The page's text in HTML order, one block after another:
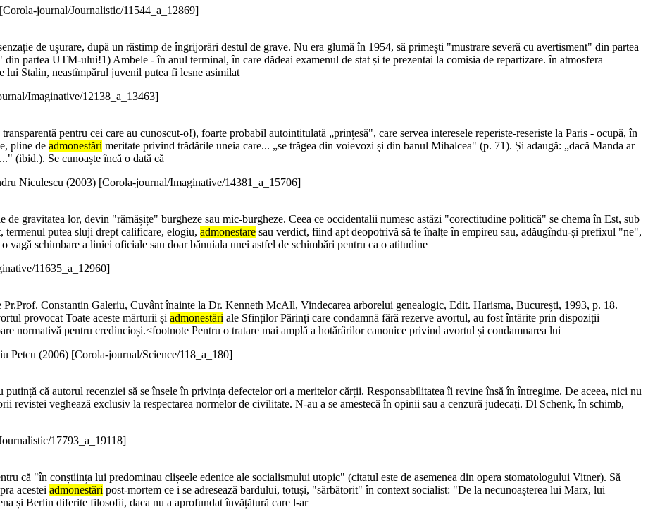
[Corola-journal/Journalistic/11544_a_12869]
de ușurare, după un răstimp de îngrijorări destul de grave. Nu era glumă în 1954, să primești "mustrare severă cu avertisment" din partea
din partea UTM-ului!1) Ambele - în anul terminal, în care dădeai examenul de stat și te prezentai la comisia de repartizare. în atmosfera
Stalin, neastîmpărul juvenil putea fi lesne asimilat
Imaginative/12138_a_13463]
pentru cei care au cunoscut-o!), foarte probabil autointitulată „prințesă", care servea interesele reperiste-reseriste la Paris - ocupă, în
pline de admonestări meritate privind trădările uneia care... „se trăgea din voievozi și din banul Mihalcea" (p. 71). Și adaugă: „dacă Manda ar
(ibid.). Se cunoaște încă o dată că
Niculescu (2003) [Corola-journal/Imaginative/14381_a_15706]
gravitatea lor, devin "rămășițe" burgheze sau mic-burgheze. Ceea ce occidentalii numesc astăzi "corectitudine politică" se chema în Est, sub
putea sluji drept calificare, elogiu, admonestare sau verdict, fiind apt deopotrivă să te înalțe în empireu sau, adăugîndu-și prefixul "ne",
schimbare a liniei oficiale sau doar bănuiala unei astfel de schimbări pentru ca o atitudine
11635_a_12960]
Constantin Galeriu, Cuvânt înainte la Dr. Kenneth McAll, Vindecarea arborelui genealogic, Edit. Harisma, București, 1993, p. 18.
provocat Toate aceste mărturii și admonestări ale Sfinților Părinți care condamnă fără rezerve avortul, au fost întărite prin dispoziții
normativă pentru credincioși.<footnote Pentru o tratare mai amplă a hotărârilor canonice privind avortul și condamnarea lui
Petcu (2006) [Corola-journal/Science/118_a_180]
că autorul recenziei să se însele în privința defectelor ori a meritelor cărții. Responsabilitatea îi revine însă în întregime. De aceea, nici nu
revistei veghează exclusiv la respectarea normelor de civilitate. N-au a se amestecă în opinii sau a cenzură judecați. Dl Schenk, în schimb,
17793_a_19118]
că "în conștiința lui predominau clișeele edenice ale socialismului utopic" (citatul este de asemenea din opera stomatologului Vitner). Să
acestei admonestări post-mortem ce i se adresează bardului, totuși, "sărbătorit" în context socialist: "De la necunoașterea lui Marx, lui
și Berlin diferite filosofii, daca nu a aprofundat învățătură care l-ar